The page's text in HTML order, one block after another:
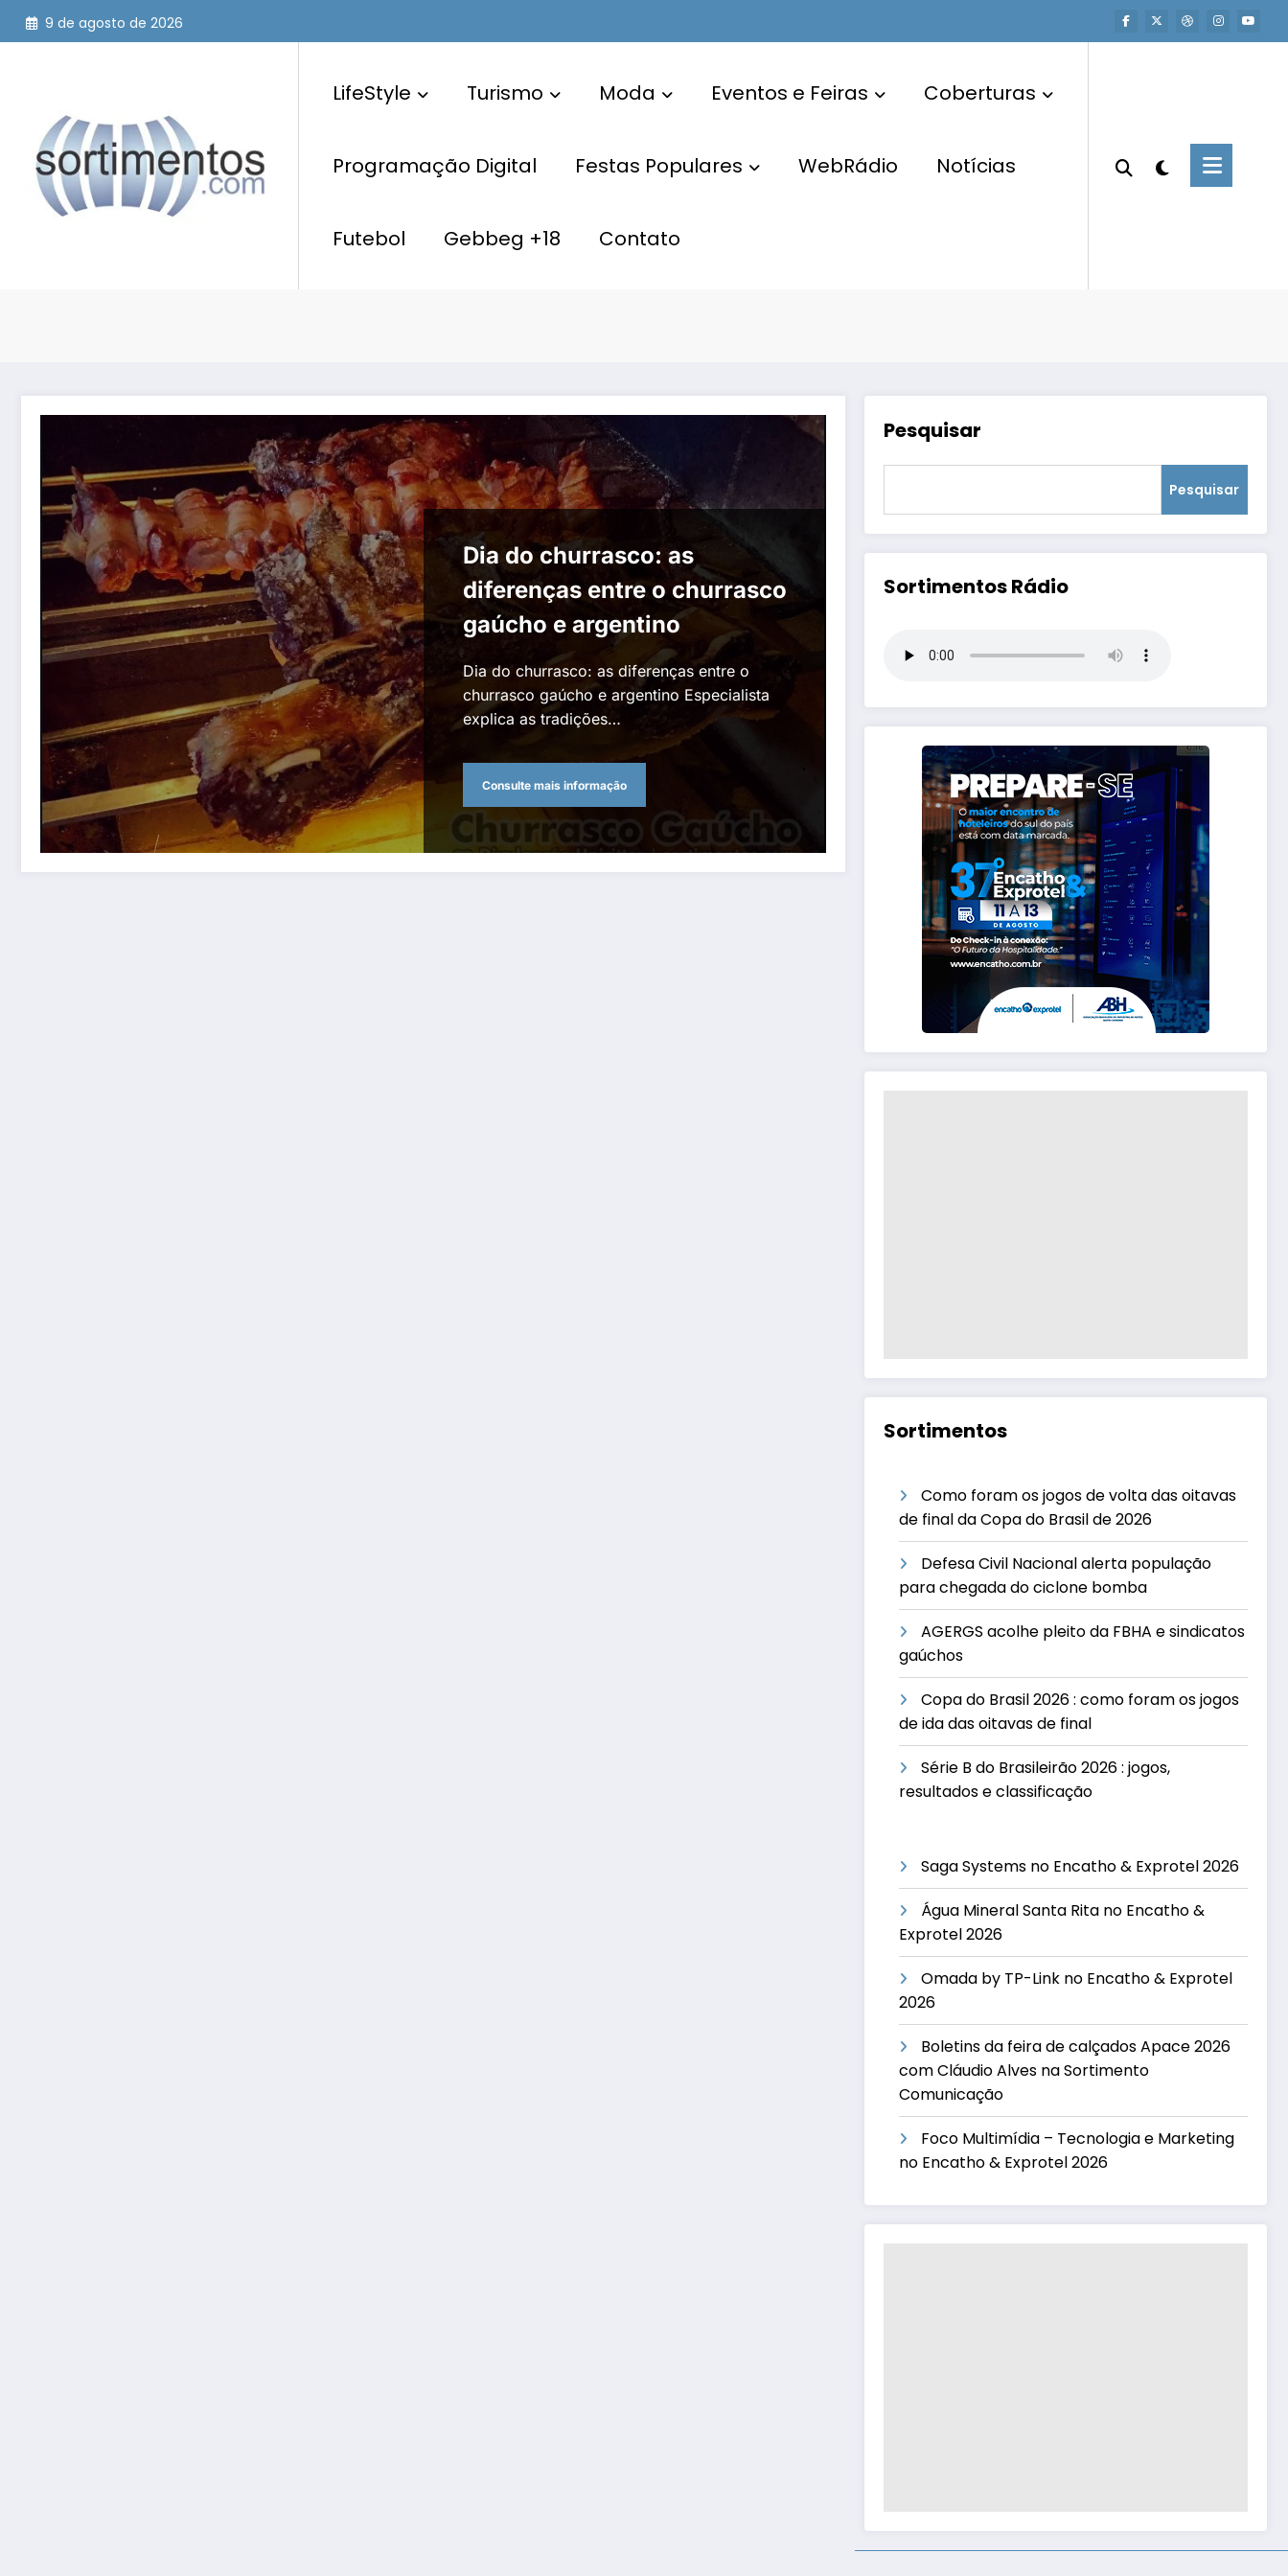
Pular
para
9 de agosto de 2026
LifeStyle Turismo Moda Eventos e Feiras Coberturas
Programação Digital Festas Populares WebRádio Notícias
Futebol Gebbeg +18 Contato
Dia do churrasco: as
diferenças entre o churrasco
gaúcho e argentino
Dia do churrasco: as diferenças entre o
churrasco gaúcho e argentino Especialista
explica as tradições…
Consulte mais informação
Pesquisar
Pesquisar
Sortimentos Rádio
Sortimentos
Como foram os jogos de volta das oitavas
de final da Copa do Brasil de 2026
Defesa Civil Nacional alerta população
para chegada do ciclone bomba
AGERGS acolhe pleito da FBHA e sindicatos
gaúchos
Copa do Brasil 2026 : como foram os jogos
de ida das oitavas de final
Série B do Brasileirão 2026 : jogos,
resultados e classificação
Saga Systems no Encatho & Exprotel 2026
Água Mineral Santa Rita no Encatho &
Exprotel 2026
Omada by TP-Link no Encatho & Exprotel
2026
Boletins da feira de calçados Apace 2026
com Cláudio Alves na Sortimento
Comunicação
Foco Multimídia – Tecnologia e Marketing
no Encatho & Exprotel 2026